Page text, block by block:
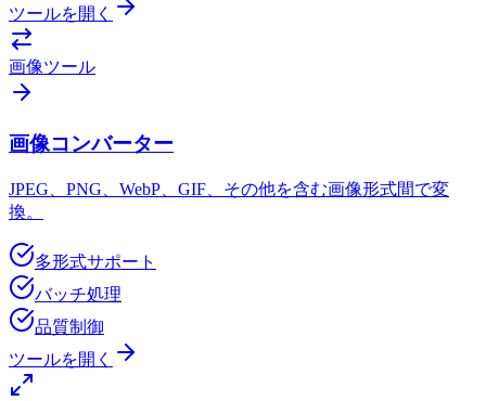
ツールを開く
画像ツール
画像コンバーター
JPEG、PNG、WebP、GIF、その他を含む画像形式間で変
換。
多形式サポート
バッチ処理
品質制御
ツールを開く